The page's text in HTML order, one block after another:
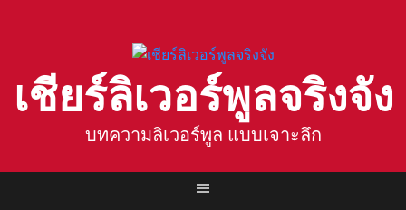
เชียร์ลิเวอร์พูลจริงจัง
บทความลิเวอร์พูล แบบเจาะลึก